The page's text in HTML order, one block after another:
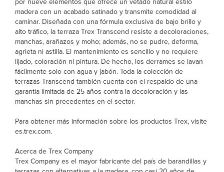
madera con un acabado satinado y transmite comodidad al
caminar. Diseñada con una fórmula exclusiva de bajo brillo y
alto tráfico, la terraza Trex Transcend resiste a decoloraciones,
manchas, arañazos y moho; además, no se pudre, deforma,
agrieta ni astilla. El mantenimiento es sencillo y no requiere
lijado, coloración ni pintura. De hecho, los derrames se lavan
fácilmente solo con agua y jabón. Toda la colección de
terrazas Transcend también cuenta con el respaldo de una
garantía limitada de 25 años contra la decoloración y las
manchas sin precedentes en el sector.
Para obtener más información sobre los productos Trex, visite
es.trex.com.
Acerca de Trex Company
Trex Company es el mayor fabricante del país de barandillas y